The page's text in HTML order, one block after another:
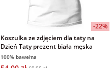
-22%
Koszulka ze zdjęciem dla taty na
Dzień Taty prezent biała męska
100% bawełna